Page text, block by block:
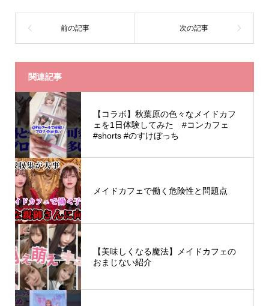
関連記事
【コラボ】秋葉原の色々なメイドカフ
ェを1日体験してみた #コンカフェ
#shorts #のすけぼっち
メイドカフェで働く危険性と問題点
【美味しくなる魔法】メイドカフェの
おまじない紹介